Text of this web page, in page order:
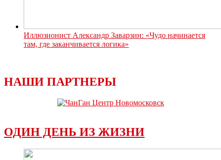
Иллюзионист Александр Заварзин: «Чудо начинается
там, где заканчивается логика»
НАШИ ПАРТНЕРЫ
ОДИН ДЕНЬ ИЗ ЖИЗНИ